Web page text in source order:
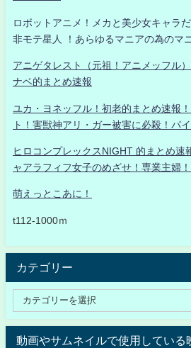
ロボットアニメ！メカと美少女キャラ
非モテ星人 ！あらゆるマニアの為のマ
アニゲタレスト（元祖！アニメッフル
ナベ的まとめ速報
ユカ・ヨネッフル！初老的まとめ速報
ト！害獣神アリ・ガー被害に必殺！パ
ヒロコンプレックスNIGHT 的まとめ速
ャアラフィフ女子のめざせ！専業主婦
萌えっとこあに！
t112-1000ｍ
カテゴリー
動画やサムネイルで使用している